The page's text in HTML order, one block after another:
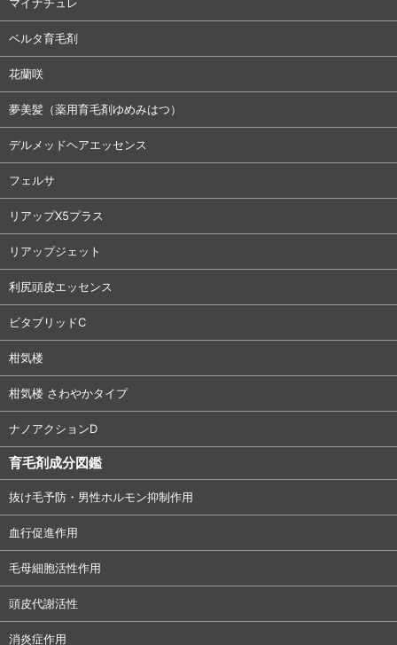
ベルタ育毛剤
花蘭咲
夢美髪（薬用育毛剤ゆめみはつ）
デルメッドヘアエッセンス
フェルサ
リアップX5プラス
リアップジェット
利尻頭皮エッセンス
ビタブリッドC
柑気楼
柑気楼 さわやかタイプ
ナノアクションD
育毛剤成分図鑑
抜け毛予防・男性ホルモン抑制作用
血行促進作用
毛母細胞活性作用
頭皮代謝活性
消炎症作用